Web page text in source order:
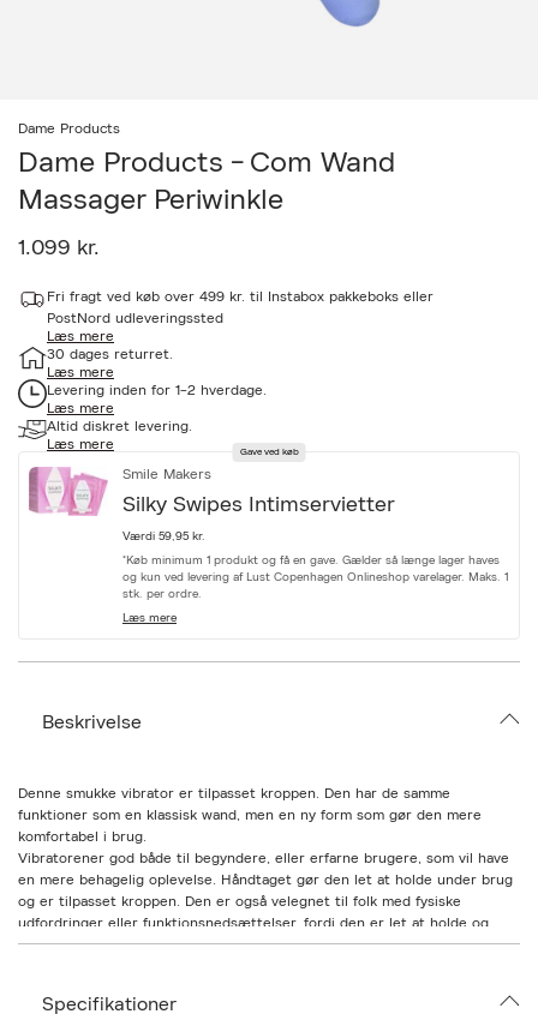
Dame Products
Dame Products - Com Wand
Massager Periwinkle
1.099 kr.
c
s
s
i
b
i
i
e
c
t
i
o
n
Fri fragt ved køb over 499 kr. til Instabox pakkeboks eller
PostNord udleveringssted
Læs mere
30 dages returret.
Læs mere
Levering inden for 1-2 hverdage.
Læs mere
Altid diskret levering.
Læs mere
Gave ved køb
Smile Makers
Silky Swipes Intimservietter
Værdi 59,95 kr.
*Køb minimum 1 produkt og få en gave. Gælder så længe lager haves
og kun ved levering af Lust Copenhagen Onlineshop varelager. Maks. 1
stk. per ordre.
Læs mere
Beskrivelse
Denne smukke vibrator er tilpasset kroppen. Den har de samme
funktioner som en klassisk wand, men en ny form som gør den mere
komfortabel i brug.
Vibratorener god både til begyndere, eller erfarne brugere, som vil have
en mere behagelig oplevelse. Håndtaget gør den let at holde under brug
og er tilpasset kroppen. Den er også velegnet til folk med fysiske
udfordringer eller funktionsnedsættelser, fordi den er let at holde og
bruge.
den kan også bruges som massageapparatpå resten af kroppen, hvor der
Specifikationer